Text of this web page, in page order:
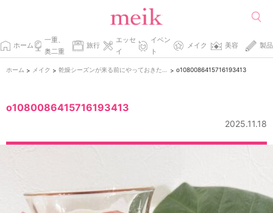
ホーム
一重、
奥二重
旅行
エッセ
イ
イベン
ト
メイク 美容 製品
ホーム > メイク > > o1080086415716193413
o1080086415716193413
2025.11.18